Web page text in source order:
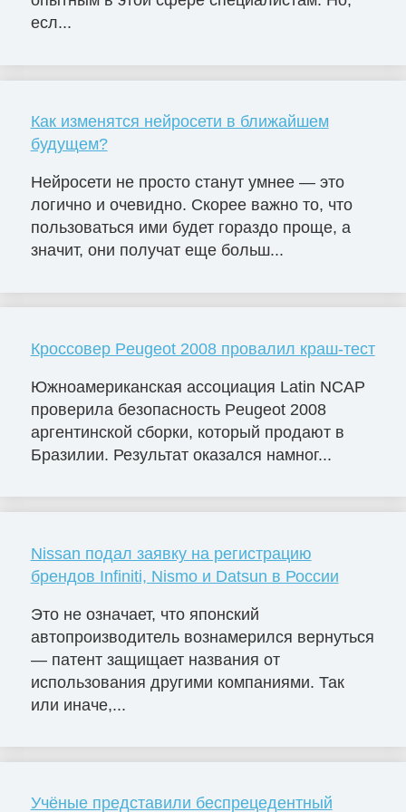
есл...
Как изменятся нейросети в ближайшем
будущем?
Нейросети не просто станут умнее — это
логично и очевидно. Скорее важно то, что
пользоваться ими будет гораздо проще, а
значит, они получат еще больш...
Кроссовер Peugeot 2008 провалил краш-тест
Южноамериканская ассоциация Latin NCAP
проверила безопасность Peugeot 2008
аргентинской сборки, который продают в
Бразилии. Результат оказался намног...
Nissan подал заявку на регистрацию
брендов Infiniti, Nismo и Datsun в России
Это не означает, что японский
автопроизводитель вознамерился вернуться
— патент защищает названия от
использования другими компаниями. Так
или иначе,...
Учёные представили беспрецедентный